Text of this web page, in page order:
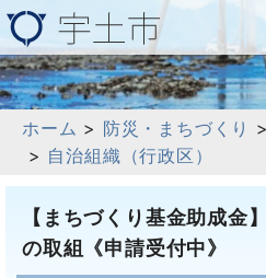
ホーム > 防災・まちづくり >
> 自治組織（行政区）
【まちづくり基金助成金
の取組《申請受付中》